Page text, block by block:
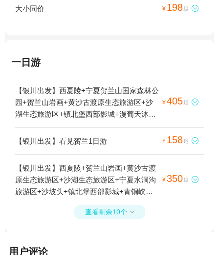
大小同价 ¥ 198起 
一日游
【银川出发】西夏陵+宁夏贺兰山国家森林公
园+贺兰山岩画+黄沙古渡原生态旅游区+沙
湖生态旅游区+镇北堡西部影城+漫葡天沐温
泉+看见贺兰1日游
¥405起 
【银川出发】看见贺兰1日游 ¥ 158起 
【银川出发】西夏陵+贺兰山岩画+黄沙古渡
原生态旅游区+沙湖生态旅游区+宁夏水洞沟
旅游区+沙坡头+镇北堡西部影城+青铜峡黄
河大峡谷旅游区+拉僧庙+甘德尔山生态景区
+腾格里沙漠+腾格里沙漠天鹅湖+66号公路
¥350起 
查看剩余10个 
用户评论